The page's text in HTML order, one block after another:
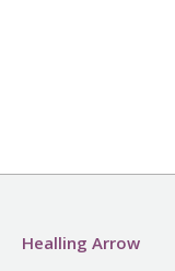
Healling Arrow